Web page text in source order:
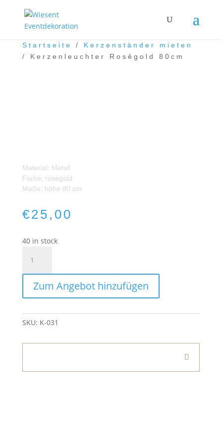
Startseite / Kerzenständer mieten
/ Kerzenleuchter Roségold 80cm
Material: Metall
Farbe: rosegold
Maße: höhe 80 cm
€25,00
40 in stock
Roségold
80cm
quantity
Zum Angebot hinzufügen
SKU: K-031